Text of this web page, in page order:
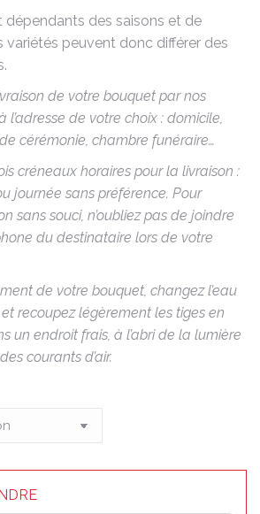
dépendants des saisons et de
variétés peuvent donc différer des
de votre bouquet par nos
l’adresse de votre choix : domicile,
cérémonie, chambre funéraire…
créneaux horaires pour la livraison :
journée sans préférence. Pour
sans souci, n’oubliez pas de joindre
du destinataire lors de votre
de votre bouquet, changez l’eau
recoupez légèrement les tiges en
un endroit frais, à l’abri de la lumière
courants d’air.